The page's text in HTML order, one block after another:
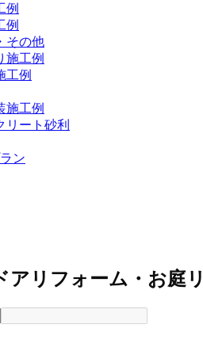
例
例
その他
施工例
工例
施工例
リート砂利
ン
アリフォーム・お庭